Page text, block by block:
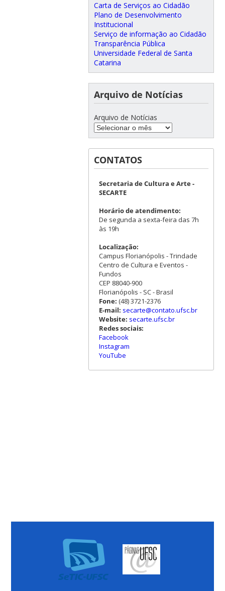
Carta de Serviços ao Cidadão
Plano de Desenvolvimento
Institucional
Serviço de informação ao Cidadão
Transparência Pública
Universidade Federal de Santa
Catarina
Arquivo de Notícias
Arquivo de Notícias
CONTATOS
Secretaria de Cultura e Arte -
SECARTE
Horário de atendimento:
De segunda a sexta-feira das 7h
às 19h
Localização:
Campus Florianópolis - Trindade
Centro de Cultura e Eventos -
Fundos
CEP 88040-900
Florianópolis - SC - Brasil
Fone: (48) 3721-2376
E-mail: secarte@contato.ufsc.br
Website: secarte.ufsc.br
Redes sociais:
Facebook
Instagram
YouTube